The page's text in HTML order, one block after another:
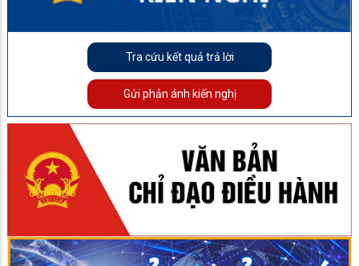
Tra cứu kết quả trả lời
Gửi phản ánh kiến nghị